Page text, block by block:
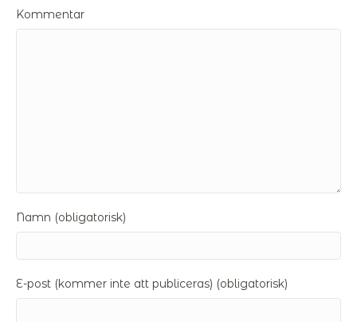
Kommentar
Namn (obligatorisk)
E-post (kommer inte att publiceras) (obligatorisk)